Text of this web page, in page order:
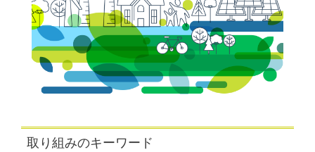
取り組みのキーワード